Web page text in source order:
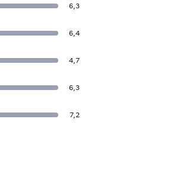
6,3
6,4
4,7
6,3
7,2